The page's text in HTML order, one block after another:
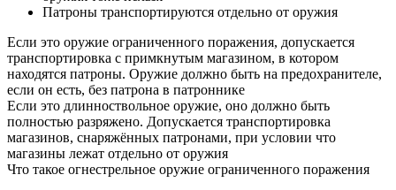
Патроны транспортируются отдельно от оружия
Если это оружие ограниченного поражения, допускается
транспортировка с примкнутым магазином, в котором
находятся патроны. Оружие должно быть на предохранителе,
если он есть, без патрона в патроннике
Если это длинноствольное оружие, оно должно быть
полностью разряжено. Допускается транспортировка
магазинов, снаряжённых патронами, при условии что
магазины лежат отдельно от оружия
Что такое огнестрельное оружие ограниченного поражения